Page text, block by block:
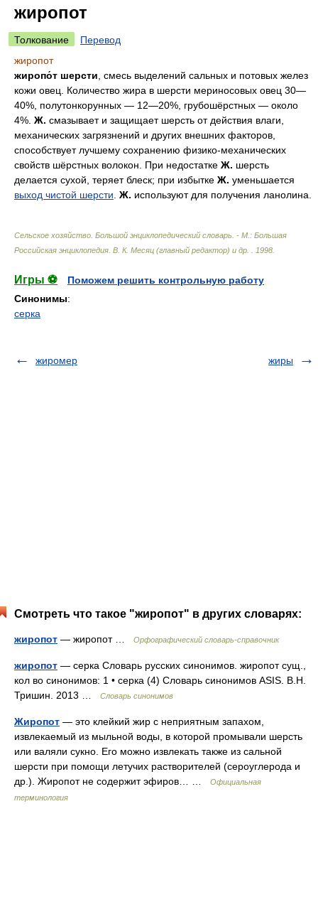
жиропот
Толкование
Перевод
жиропот
жиропо́т шерсти , смесь выделений сальных и потовых желез
кожи овец. Количество жира в шерсти мериносовых овец 30—
40%, полутонкорунных — 12—20%, грубошёрстных — около
4%. Ж. смазывает и защищает шерсть от действия влаги,
механических загрязнений и других внешних факторов,
способствует лучшему сохранению физико-механических
свойств шёрстных волокон. При недостатке Ж. шерсть
делается сухой, теряет блеск; при избытке Ж. уменьшается
выход чистой шерсти Ж. используют для получения ланолина.
Сельское хозяйство. Большой энциклопедический словарь. - М.: Большая
Российская энциклопедия В. К. Месяц (главный редактор) и др. 1998
Игры ⚽
Поможем решить контрольную работу
Синонимы:
серка
жиромер жиры
Смотреть что такое "жиропот" в других словарях:
жиропот — жиропот … Орфографический словарь-справочник
жиропот — серка Словарь русских синонимов. жиропот сущ.,
кол во синонимов: 1 • серка (4) Словарь синонимов ASIS. В.Н.
Тришин. 2013 …
Словарь синонимов
Жиропот — это клейкий жир с неприятным запахом,
извлекаемый из мыльной воды, в которой промывали шерсть
или валяли сукно. Его можно извлекать также из сальной
шерсти при помощи летучих растворителей (сероуглерода и
др.). Жиропот не содержит эфиров… …
Официальная
терминология